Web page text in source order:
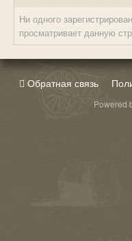
Ни одного
просматривает данную
Обратная связь
Powered